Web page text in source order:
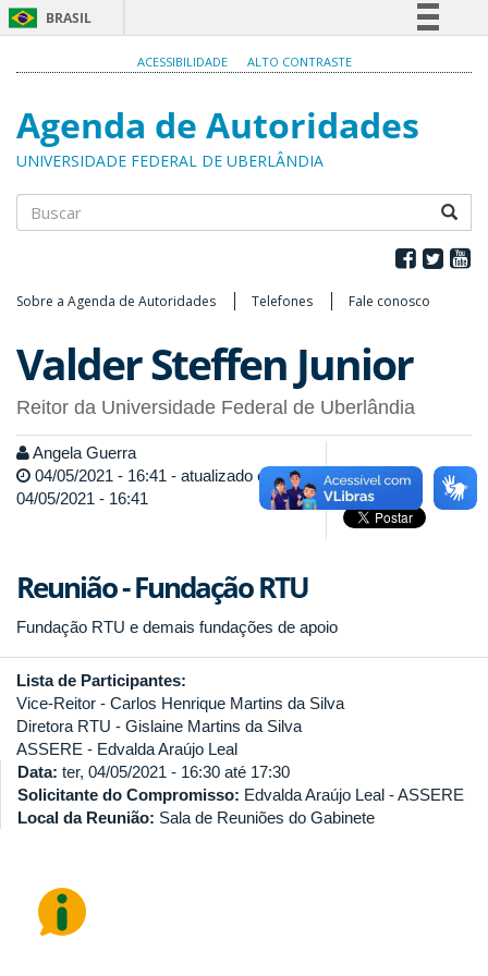
BRASIL
Participe
Acesso à informação
ACESSIBILIDADE ALTO CONTRASTE
Agenda de Autoridades
UNIVERSIDADE FEDERAL DE UBERLÂNDIA
Sobre a Agenda de Autoridades Telefones Fale conosco
Valder Steffen Junior
Reitor da Universidade Federal de Uberlândia
Angela Guerra
04/05/2021 - 16:41 - atualizado em
04/05/2021 - 16:41
Reunião - Fundação RTU
Fundação RTU e demais fundações de apoio
Lista de Participantes:
Vice-Reitor - Carlos Henrique Martins da Silva
Diretora RTU - Gislaine Martins da Silva
ASSERE - Edvalda Araújo Leal
Data: ter, 04/05/2021 - 16:30 até 17:30
Solicitante do Compromisso: Edvalda Araújo Leal - ASSERE
Local da Reunião: Sala de Reuniões do Gabinete